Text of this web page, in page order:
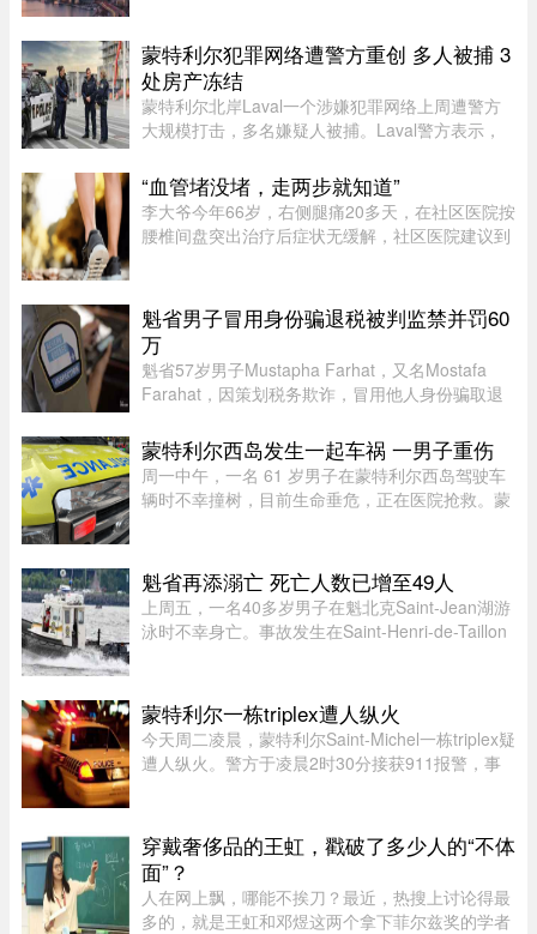
访问量的研究，发现美国用户对加拿 ...
蒙特利尔犯罪网络遭警方重创 多人被捕 3
处房产冻结
蒙特利尔北岸Laval一个涉嫌犯罪网络上周遭警方
大规模打击，多名嫌疑人被捕。Laval警方表示，
万元，直接切断了其资金来源，充分展现警方瓦解
犯罪网络的能力。警方介绍， ...
“血管堵没堵，走两步就知道”
李大爷今年66岁，右侧腿痛20多天，在社区医院按
腰椎间盘突出治疗后症状无缓解，社区医院建议到
侧）、胫后动脉（小腿后侧 ...
魁省男子冒用身份骗退税被判监禁并罚60
万
魁省57岁男子Mustapha Farhat，又名Mostafa
Farahat，因策划税务欺诈，冒用他人身份骗取退
万元罚款。
蒙特利尔西岛发生一起车祸 一男子重伤
周一中午，一名 61 岁男子在蒙特利尔西岛驾驶车
辆时不幸撞树，目前生命垂危，正在医院抢救。蒙
道（介于 Avro 街与 Hy ...
魁省再添溺亡 死亡人数已增至49人
上周五，一名40多岁男子在魁北克Saint-Jean湖游
泳时不幸身亡。事故发生在Saint-Henri-de-Taillon
（SQ）发言人Louis-Philipp ...
蒙特利尔一栋triplex遭人纵火
今天周二凌晨，蒙特利尔Saint-Michel一栋triplex疑
遭人纵火。警方于凌晨2时30分接获911报警，事
现了助燃物，初步调查显示 ...
穿戴奢侈品的王虹，戳破了多少人的“不体
面”？
人在网上飘，哪能不挨刀？最近，热搜上讨论得最
多的，就是王虹和邓煜这两个拿下菲尔兹奖的学者